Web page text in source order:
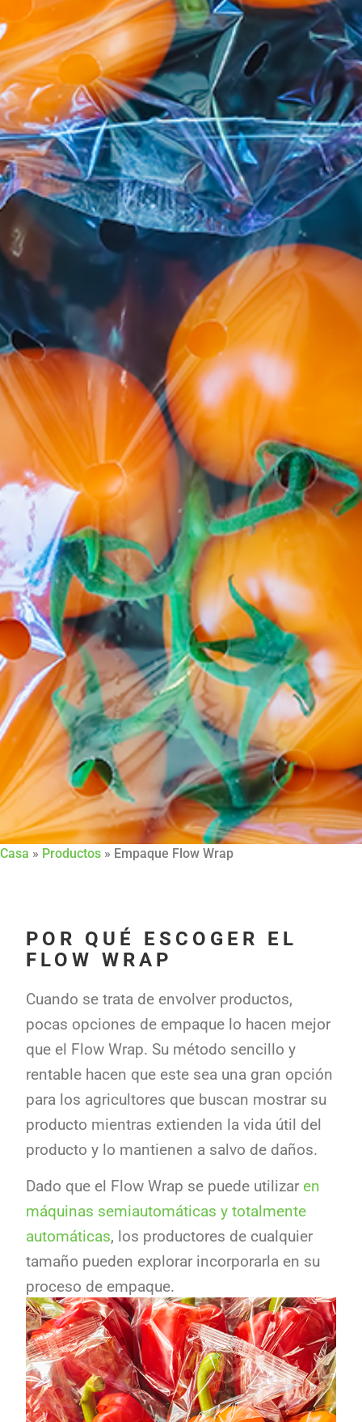
Casa » Productos » Empaque Flow Wrap
POR QUÉ ESCOGER EL
FLOW WRAP
Cuando se trata de envolver productos,
pocas opciones de empaque lo hacen mejor
que el Flow Wrap. Su método sencillo y
rentable hacen que este sea una gran opción
para los agricultores que buscan mostrar su
producto mientras extienden la vida útil del
producto y lo mantienen a salvo de daños.
Dado que el Flow Wrap se puede utilizar en
máquinas semiautomáticas y totalmente
automáticas, los productores de cualquier
tamaño pueden explorar incorporarla en su
proceso de empaque.